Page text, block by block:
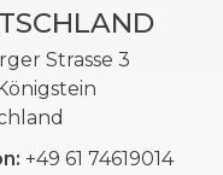
Strasse 3
+49 61 74619014